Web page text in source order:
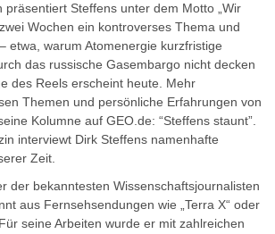
präsentiert Steffens unter dem Motto „Wir
Wochen ein kontroverses Thema und
etwa, warum Atomenergie kurzfristige
das russische Gasembargo nicht decken
des Reels erscheint heute. Mehr
Themen und persönliche Erfahrungen von
Kolumne auf GEO.de: “Steffens staunt”.
interviewt Dirk Steffens namenhafte
Zeit.
der bekanntesten Wissenschaftsjournalisten
aus Fernsehsendungen wie „Terra X“ oder
seine Arbeiten wurde er mit zahlreichen